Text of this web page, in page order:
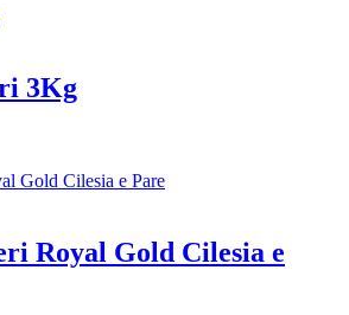
3Kg
Royal Gold Cilesia e